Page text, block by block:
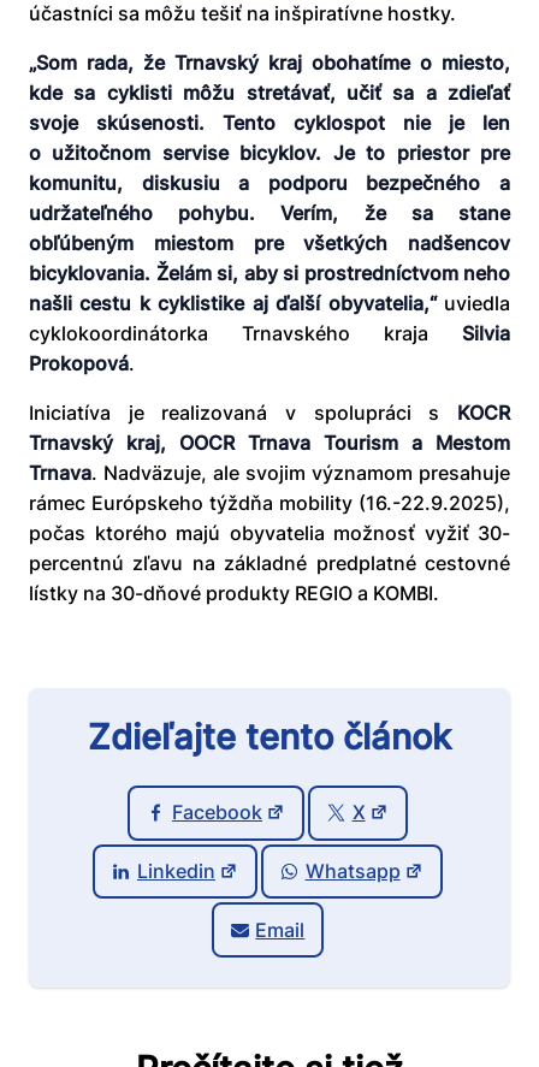
účastníci sa môžu tešiť na inšpiratívne hostky.
„Som rada, že Trnavský kraj obohatíme o miesto,
kde sa cyklisti môžu stretávať, učiť sa a zdieľať
svoje skúsenosti. Tento cyklospot nie je len
o užitočnom servise bicyklov. Je to priestor pre
komunitu, diskusiu a podporu bezpečného a
udržateľného pohybu. Verím, že sa stane
obľúbeným miestom pre všetkých nadšencov
bicyklovania. Želám si, aby si prostredníctvom neho
našli cestu k cyklistike aj ďalší obyvatelia,“uviedla
cyklokoordinátorka Trnavského kraja Silvia
Prokopová.
Iniciatíva je realizovaná v spolupráci s KOCR
Trnavský kraj, OOCR Trnava Tourism a Mestom
Trnava. Nadväzuje, ale svojim významom presahuje
rámec Európskeho týždňa mobility (16.-22.9.2025),
počas ktorého majú obyvatelia možnosť vyžiť 30-
percentnú zľavu na základné predplatné cestovné
lístky na 30-dňové produkty REGIO a KOMBI.
Zdieľajte tento článok
Facebook X
Linkedin Whatsapp
Email